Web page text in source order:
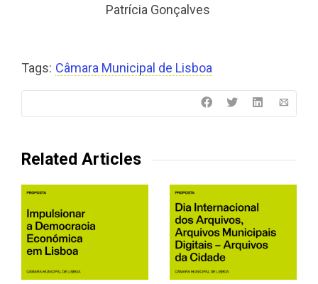
Patrícia Gonçalves
Tags: Câmara Municipal de Lisboa
Related Articles